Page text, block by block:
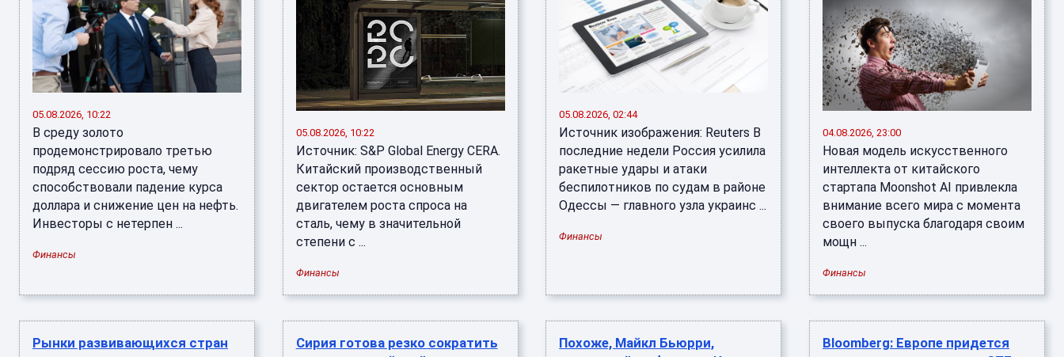
05.08.2026, 10:22
В среду золото
продемонстрировало третью
подряд сессию роста, чему
способствовали падение курса
доллара и снижение цен на нефть.
Инвесторы с нетерпен ...
Финансы
05.08.2026, 10:22
Источник: S&P Global Energy CERA.
Китайский производственный
сектор остается основным
двигателем роста спроса на
сталь, чему в значительной
степени с ...
Финансы
05.08.2026, 02:44
Источник изображения: Reuters В
последние недели Россия усилила
ракетные удары и атаки
беспилотников по судам в районе
Одессы — главного узла украинс ...
Финансы
04.08.2026, 23:00
Новая модель искусственного
интеллекта от китайского
стартапа Moonshot AI привлекла
внимание всего мира с момента
своего выпуска благодаря своим
мощн ...
Финансы
Рынки развивающихся стран
Сирия готова резко сократить
Похоже, Майкл Бьюрри,
Bloomberg: Европе придется